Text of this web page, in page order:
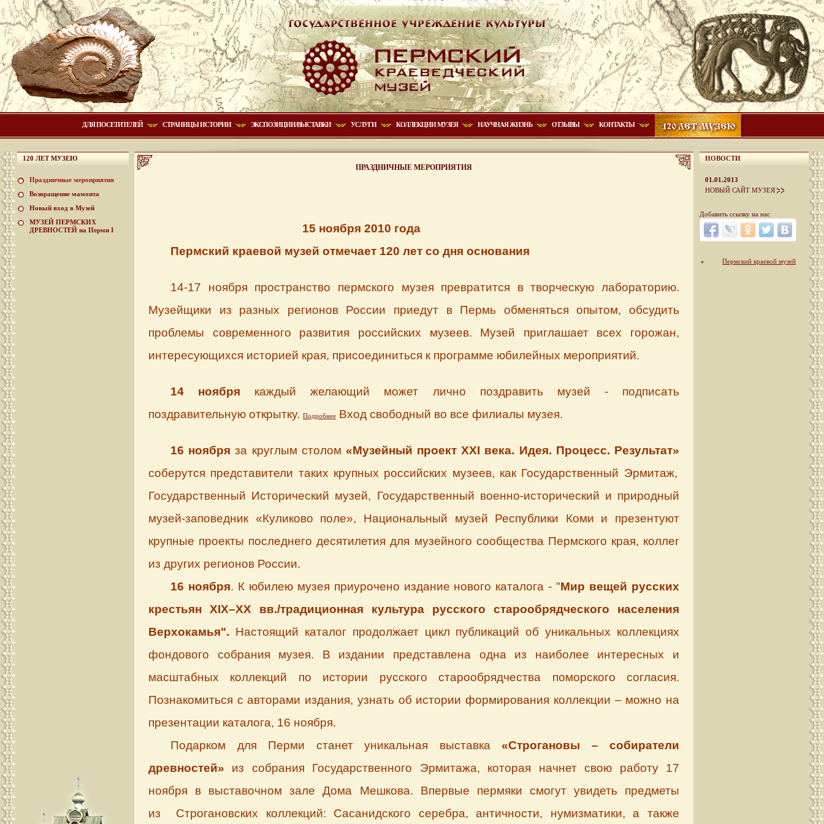
ДЛЯ ПОСЕТИТЕЛЕЙ СТРАНИЦЫ ИСТОРИИ ЭКСПОЗИЦИИ/ВЫСТАВКИ УСЛУГИ КОЛЛЕКЦИИ МУЗЕЯ НАУЧНАЯ ЖИЗНЬ ОТЗЫВЫ КОНТАКТЫ
120 ЛЕТ МУЗЕЮ
Праздничные мероприятия
Возвращение мамонта
Новый вход в Музей
МУЗЕЙ ПЕРМСКИХ
ДРЕВНОСТЕЙ на Перми I
ПРАЗДНИЧНЫЕ МЕРОПРИЯТИЯ
15 ноября 2010 года
Пермский краевой музей отмечает 120 лет со дня основания
14-17 ноября пространство пермского музея превратится в творческую лабораторию.
Музейщики из разных регионов России приедут в Пермь обменяться опытом, обсудить
проблемы современного развития российских музеев. Музей приглашает всех горожан,
интересующихся историей края, присоединиться к программе юбилейных мероприятий.
14 ноября каждый желающий может лично поздравить музей - подписать
поздравительную открытку. Подробнее Вход свободный во все филиалы музея.
16 ноября за круглым столом «Музейный проектXXI века. Идея. Процесс. Результат»
соберутся представители таких крупных российских музеев, как Государственный Эрмитаж,
Государственный Исторический музей, Государственный военно-исторический и природный
музей-заповедник «Куликово поле», Национальный музей Республики Коми и презентуют
крупные проекты последнего десятилетия для музейного сообщества Пермского края, коллег
из других регионов России.
16 ноября. К юбилею музея приурочено издание нового каталога - "Мир вещей русских
крестьян XIX–XX вв./традиционная культура русского старообрядческого населения
Верхокамья". Настоящий каталог продолжает цикл публикаций об уникальных коллекциях
фондового собрания музея. В издании представлена одна из наиболее интересных и
масштабных коллекций по истории русского старообрядчества поморского согласия.
Познакомиться с авторами издания, узнать об истории формирования коллекции – можно на
презентации каталога, 16 ноября.
Подарком для Перми станет уникальная выставка «Строгановы – собиратели
древностей» из собрания Государственного Эрмитажа, которая начнет свою работу 17
ноября в выставочном зале Дома Мешкова. Впервые пермяки смогут увидеть предметы
из
Строгановских коллекций: Сасанидского серебра, античности, нумизматики, а также
НОВОСТИ
01.01.2013
НОВЫЙ САЙТ МУЗЕЯ
Добавить ссылку на нас
Пермский краевой музей